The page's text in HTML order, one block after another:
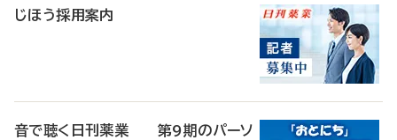
じほう採用案内
音で聴く日刊薬業 第9期のパーソ